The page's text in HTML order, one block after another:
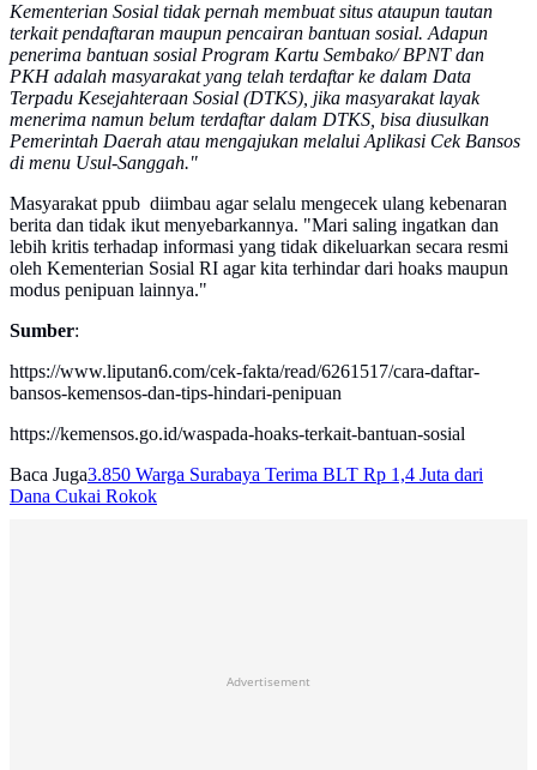
Kementerian Sosial tidak pernah membuat situs ataupun tautan
terkait pendaftaran maupun pencairan bantuan sosial. Adapun
penerima bantuan sosial Program Kartu Sembako/ BPNT dan
PKH adalah masyarakat yang telah terdaftar ke dalam Data
Terpadu Kesejahteraan Sosial (DTKS), jika masyarakat layak
menerima namun belum terdaftar dalam DTKS, bisa diusulkan
Pemerintah Daerah atau mengajukan melalui Aplikasi Cek Bansos
di menu Usul-Sanggah."
Masyarakat ppub diimbau agar selalu mengecek ulang kebenaran
berita dan tidak ikut menyebarkannya. "Mari saling ingatkan dan
lebih kritis terhadap informasi yang tidak dikeluarkan secara resmi
oleh Kementerian Sosial RI agar kita terhindar dari hoaks maupun
modus penipuan lainnya."
Sumber:
https://www.liputan6.com/cek-fakta/read/6261517/cara-daftar-
bansos-kemensos-dan-tips-hindari-penipuan
https://kemensos.go.id/waspada-hoaks-terkait-bantuan-sosial
Baca Juga3.850 Warga Surabaya Terima BLT Rp 1,4 Juta dari
Dana Cukai Rokok
Advertisement